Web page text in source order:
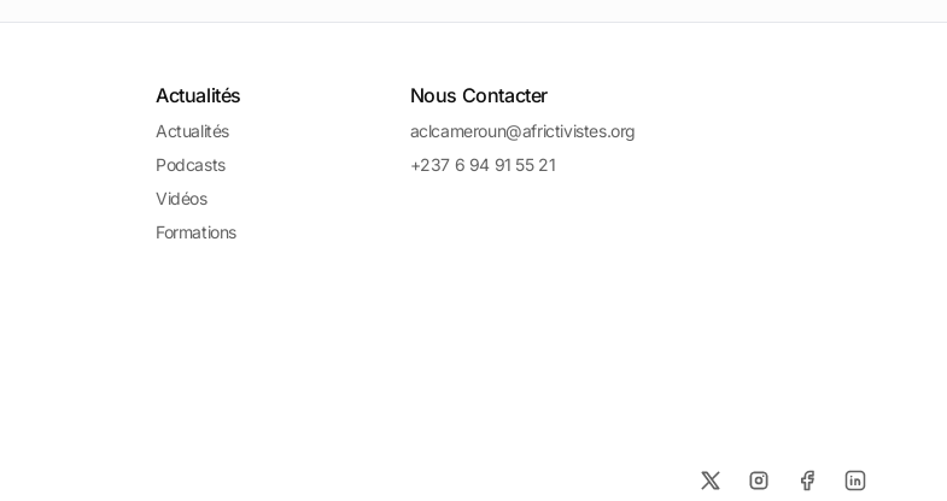
Actualités
Actualités
Podcasts
Vidéos
Formations
Nous Contacter
aclcameroun@africtivistes.org
+237 6 94 91 55 21